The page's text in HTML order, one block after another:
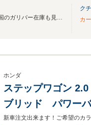
無料電話は24時間ご案内！！全国のガリバー在庫も見たい方は一括照会が可能です！
ク
カ
ホンダ
ステップワゴン
ブリッド パワーバ
ンシート 両側パワ